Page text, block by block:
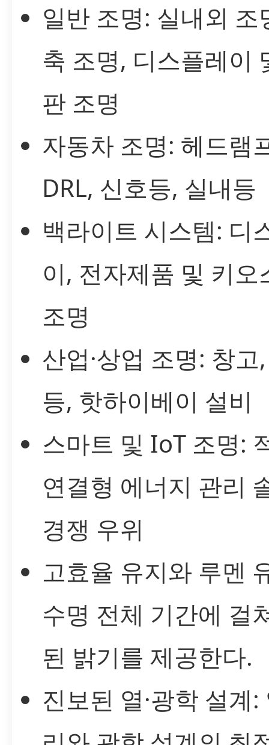
일반 조명: 실내외 조
축 조명, 디스플레이
판 조명
자동차 조명: 헤드램
DRL, 신호등, 실내등
백라이트 시스템: 디
이, 전자제품 및 키오
조명
산업·상업 조명: 창고
등, 핫하이베이 설비
스마트 및 IoT 조명:
연결형 에너지 관리
경쟁 우위
고효율 유지와 루멘
수명 전체 기간에 걸
된 밝기를 제공한다.
진보된 열·광학 설계: